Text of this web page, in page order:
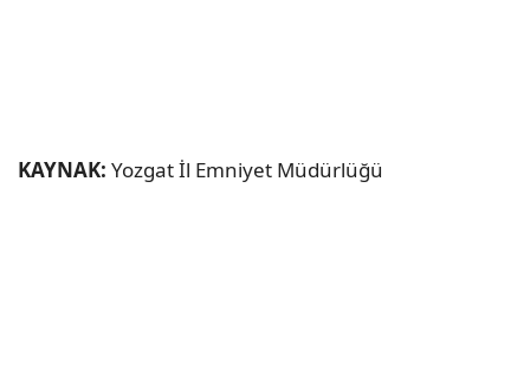
KAYNAK: Yozgat İl Emniyet Müdürlüğü